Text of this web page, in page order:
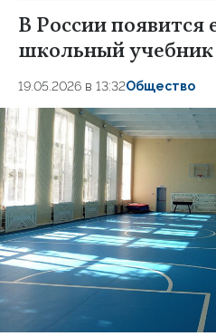
В России
школьный
19.05.2026 в 13:32Общество